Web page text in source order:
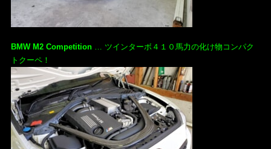
BMW M2 Competition… ツインターボ４１０馬力の化け物コンパク
トクーペ！